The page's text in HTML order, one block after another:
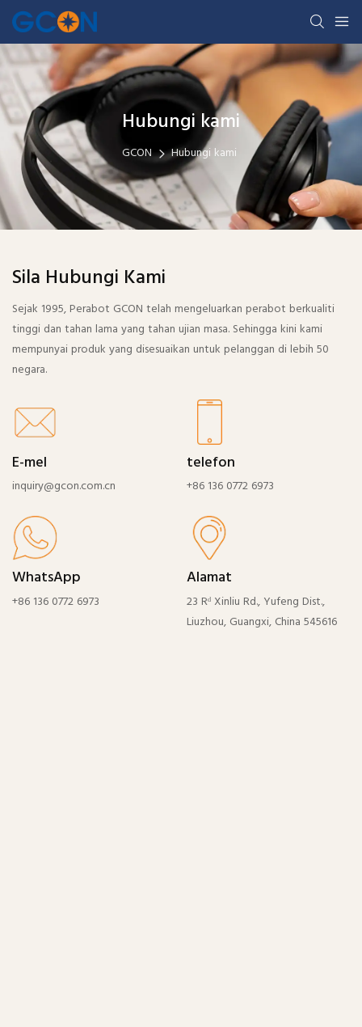
Hubungi kami
GCON Hubungi kami
Sila Hubungi Kami
Sejak 1995, Perabot GCON telah mengeluarkan perabot berkualiti
tinggi dan tahan lama yang tahan ujian masa. Sehingga kini kami
mempunyai produk yang disesuaikan untuk pelanggan di lebih 50
negara.
E-mel
inquiry@gcon.com.cn
telefon
+86 136 0772 6973
WhatsApp
+86 136 0772 6973
Alamat
23 Rᵈ Xinliu Rd., Yufeng Dist.,
Liuzhou, Guangxi, China 545616